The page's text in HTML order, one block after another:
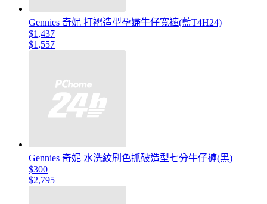
Gennies 奇妮 打褶造型孕婦牛仔寬褲(藍T4H24)
$1,437
$1,557
Gennies 奇妮 水洗紋刷色抓破造型七分牛仔褲(黑)
$300
$2,795